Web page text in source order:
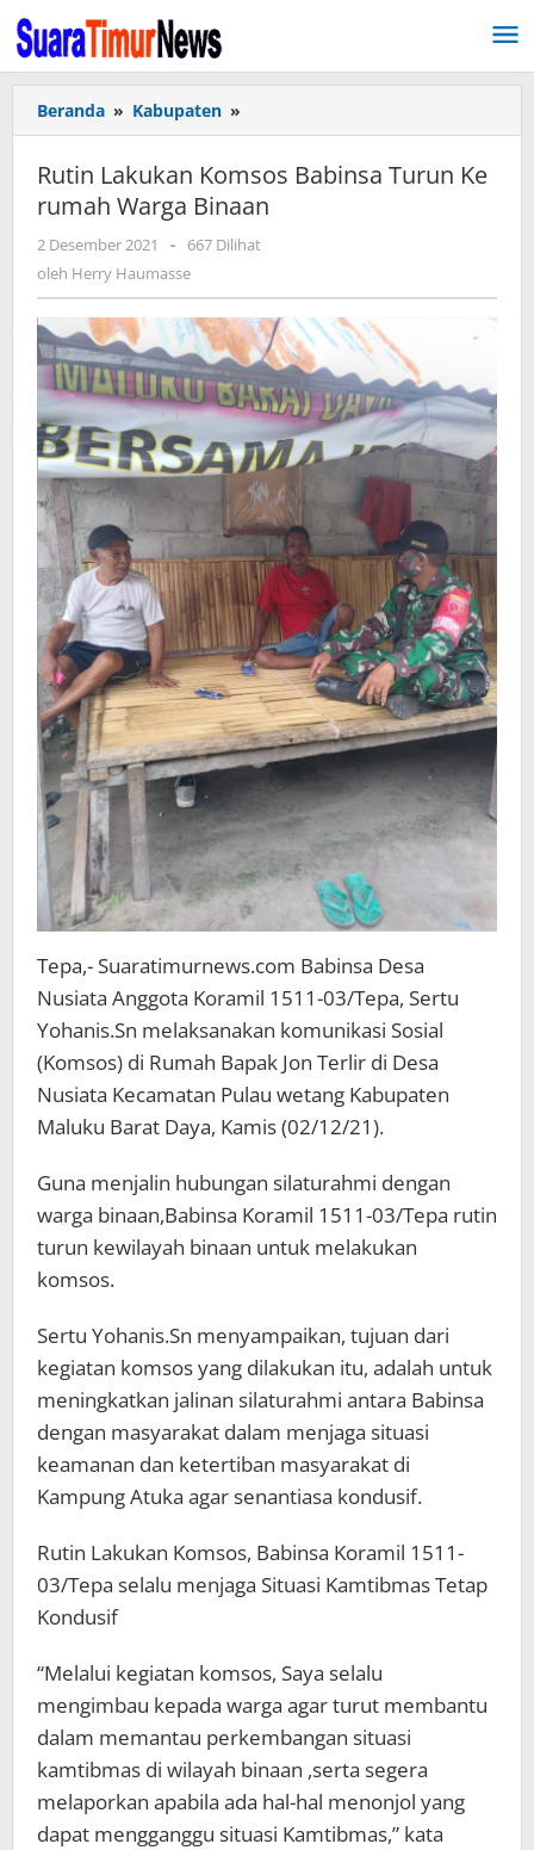
Lewati
ke
konten
Beranda » Kabupaten »
Lakukan
Babinsa
Turun
Ke
Rutin Lakukan Komsos Babinsa Turun Ke
rumah Warga Binaan
2 Desember 2021
oleh
Herry
-
667 Dilihat
oleh Herry Haumasse
Tepa,- Suaratimurnews.com Babinsa Desa
Nusiata Anggota Koramil 1511-03/Tepa, Sertu
Yohanis.Sn melaksanakan komunikasi Sosial
(Komsos) di Rumah Bapak Jon Terlir di Desa
Nusiata Kecamatan Pulau wetang Kabupaten
Maluku Barat Daya, Kamis (02/12/21).
Guna menjalin hubungan silaturahmi dengan
warga binaan,Babinsa Koramil 1511-03/Tepa rutin
turun kewilayah binaan untuk melakukan
komsos.
Sertu Yohanis.Sn menyampaikan, tujuan dari
kegiatan komsos yang dilakukan itu, adalah untuk
meningkatkan jalinan silaturahmi antara Babinsa
dengan masyarakat dalam menjaga situasi
keamanan dan ketertiban masyarakat di
Kampung Atuka agar senantiasa kondusif.
Rutin Lakukan Komsos, Babinsa Koramil 1511-
03/Tepa selalu menjaga Situasi Kamtibmas Tetap
Kondusif
“Melalui kegiatan komsos, Saya selalu
mengimbau kepada warga agar turut membantu
dalam memantau perkembangan situasi
kamtibmas di wilayah binaan ,serta segera
melaporkan apabila ada hal-hal menonjol yang
dapat mengganggu situasi Kamtibmas,” kata